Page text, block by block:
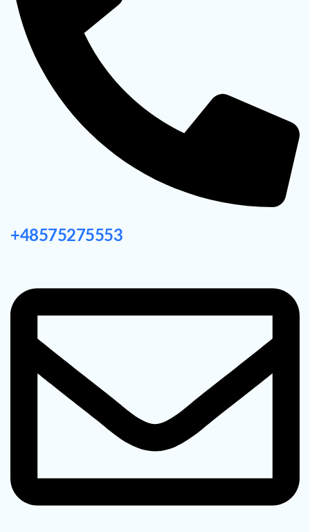
+48575275553